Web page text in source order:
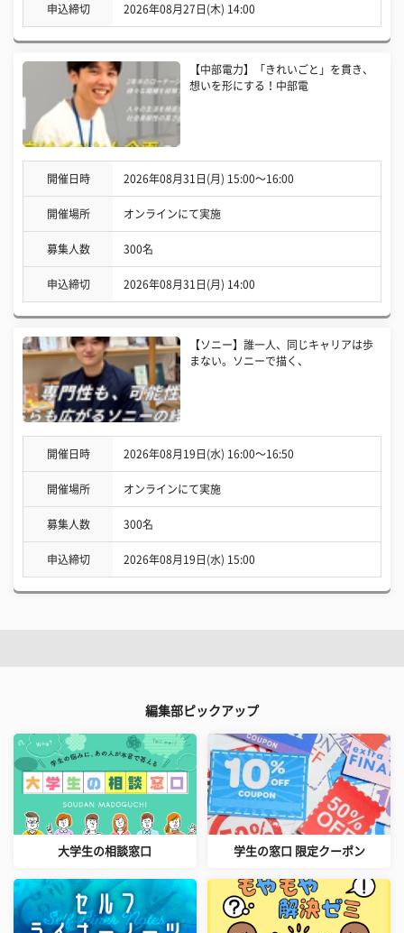
申込締切 2026年08月27日(木) 14:00
【中部電力】「きれいごと」を貫き、
想いを形にする！中部電
開催日時 2026年08月31日(月) 15:00〜16:00
開催場所 オンラインにて実施
募集人数 300名
申込締切 2026年08月31日(月) 14:00
【ソニー】誰一人、同じキャリアは歩
まない。ソニーで描く、
開催日時 2026年08月19日(水) 16:00〜16:50
開催場所 オンラインにて実施
募集人数 300名
申込締切 2026年08月19日(水) 15:00
編集部ピックアップ
大学生の相談窓口 学生の窓口 限定クーポン